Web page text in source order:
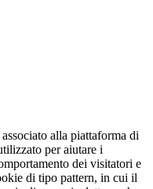
alla piattaforma di
per aiutare i
dei visitatori e
di tipo pattern, in cui il